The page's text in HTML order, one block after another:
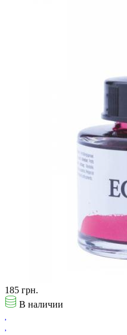
185 грн.
В наличии